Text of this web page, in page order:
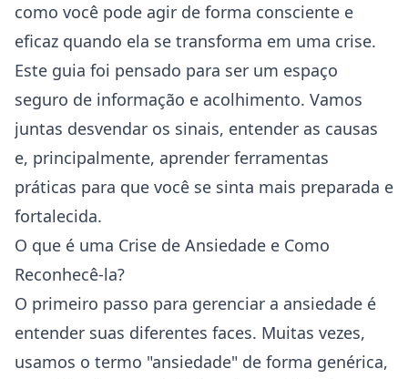
como você pode agir de forma consciente e
eficaz quando ela se transforma em uma crise.
Este guia foi pensado para ser um espaço
seguro de informação e acolhimento. Vamos
juntas desvendar os sinais, entender as causas
e, principalmente, aprender ferramentas
práticas para que você se sinta mais preparada e
fortalecida.
O que é uma Crise de Ansiedade e Como
Reconhecê-la?
O primeiro passo para gerenciar a ansiedade é
entender suas diferentes faces. Muitas vezes,
usamos o termo "ansiedade" de forma genérica,